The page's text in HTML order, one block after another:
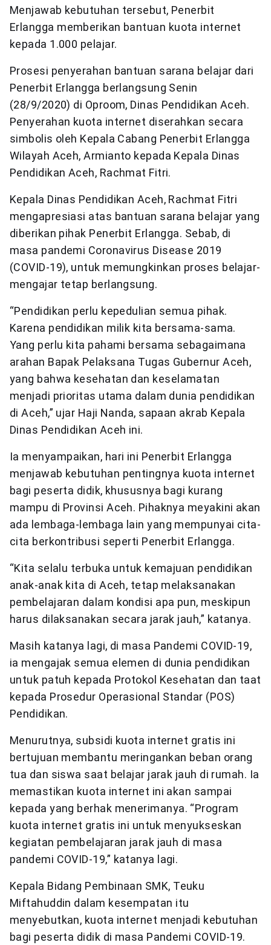
Menjawab kebutuhan tersebut, Penerbit
Erlangga memberikan bantuan kuota internet
kepada 1.000 pelajar.
Prosesi penyerahan bantuan sarana belajar dari
Penerbit Erlangga berlangsung Senin
(28/9/2020) di Oproom, Dinas Pendidikan Aceh.
Penyerahan kuota internet diserahkan secara
simbolis oleh Kepala Cabang Penerbit Erlangga
Wilayah Aceh, Armianto kepada Kepala Dinas
Pendidikan Aceh, Rachmat Fitri.
Kepala Dinas Pendidikan Aceh, Rachmat Fitri
mengapresiasi atas bantuan sarana belajar yang
diberikan pihak Penerbit Erlangga. Sebab, di
masa pandemi Coronavirus Disease 2019
(COVID-19), untuk memungkinkan proses belajar-
mengajar tetap berlangsung.
“Pendidikan perlu kepedulian semua pihak.
Karena pendidikan milik kita bersama-sama.
Yang perlu kita pahami bersama sebagaimana
arahan Bapak Pelaksana Tugas Gubernur Aceh,
yang bahwa kesehatan dan keselamatan
menjadi prioritas utama dalam dunia pendidikan
di Aceh,” ujar Haji Nanda, sapaan akrab Kepala
Dinas Pendidikan Aceh ini.
Ia menyampaikan, hari ini Penerbit Erlangga
menjawab kebutuhan pentingnya kuota internet
bagi peserta didik, khususnya bagi kurang
mampu di Provinsi Aceh. Pihaknya meyakini akan
ada lembaga-lembaga lain yang mempunyai cita-
cita berkontribusi seperti Penerbit Erlangga.
“Kita selalu terbuka untuk kemajuan pendidikan
anak-anak kita di Aceh, tetap melaksanakan
pembelajaran dalam kondisi apa pun, meskipun
harus dilaksanakan secara jarak jauh,” katanya.
Masih katanya lagi, di masa Pandemi COVID-19,
ia mengajak semua elemen di dunia pendidikan
untuk patuh kepada Protokol Kesehatan dan taat
kepada Prosedur Operasional Standar (POS)
Pendidikan.
Menurutnya, subsidi kuota internet gratis ini
bertujuan membantu meringankan beban orang
tua dan siswa saat belajar jarak jauh di rumah. Ia
memastikan kuota internet ini akan sampai
kepada yang berhak menerimanya. “Program
kuota internet gratis ini untuk menyukseskan
kegiatan pembelajaran jarak jauh di masa
pandemi COVID-19,” katanya lagi.
Kepala Bidang Pembinaan SMK, Teuku
Miftahuddin dalam kesempatan itu
menyebutkan, kuota internet menjadi kebutuhan
bagi peserta didik di masa Pandemi COVID-19.